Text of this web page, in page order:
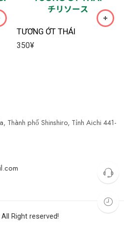
TƯƠNG ỚT THÁI
350¥
phố Shinshiro, Tỉnh Aichi 441-
Right reserved!